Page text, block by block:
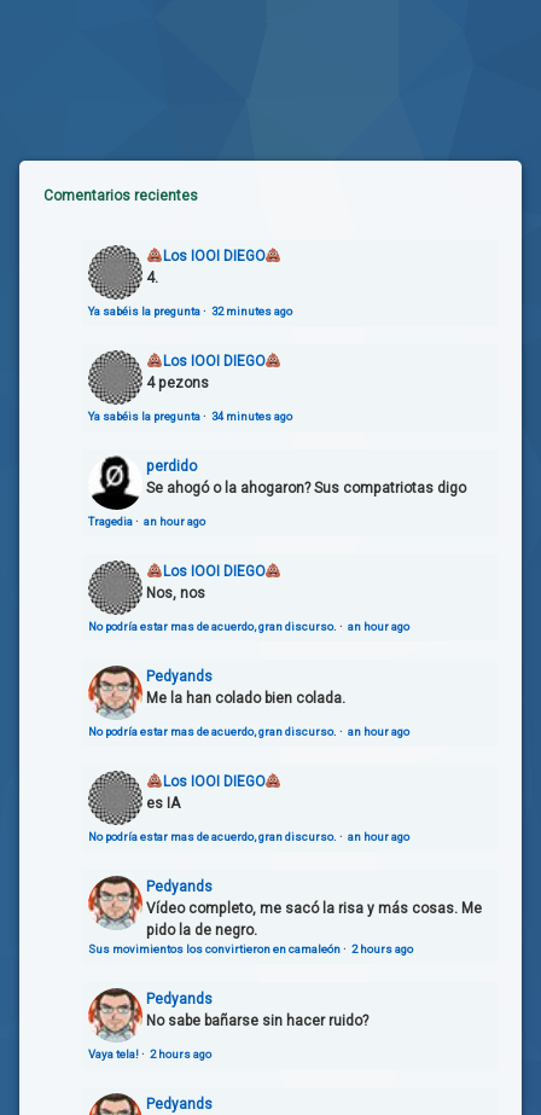
Comentarios recientes
Los IOOI DIEGO
4.
Ya sabéis la pregunta· 32 minutes ago
Los IOOI DIEGO
4 pezons
Ya sabéis la pregunta· 34 minutes ago
perdido
Se ahogó o la ahogaron? Sus compatriotas digo
Tragedia· an hour ago
Los IOOI DIEGO
Nos, nos
No podría estar mas de acuerdo, gran discurso. · an hour ago
Pedyands
Me la han colado bien colada.
No podría estar mas de acuerdo, gran discurso. · an hour ago
Los IOOI DIEGO
es IA
No podría estar mas de acuerdo, gran discurso. · an hour ago
Pedyands
Vídeo completo, me sacó la risa y más cosas. Me
pido la de negro.
Sus movimientos los convirtieron en camaleón· 2 hours ago
Pedyands
No sabe bañarse sin hacer ruido?
Vaya tela!· 2 hours ago
Pedyands